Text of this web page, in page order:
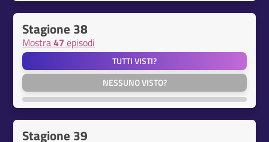
Stagione 38
Mostra47 episodi
TUTTI VISTI?
NESSUNO VISTO?
Stagione 39